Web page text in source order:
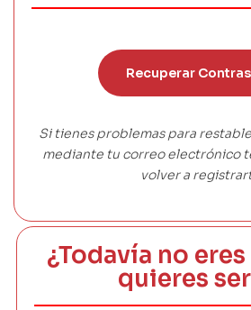
Recuperar
Si tienes problemas para
mediante tu correo electrónico
volver a
¿Todavía no
quieres